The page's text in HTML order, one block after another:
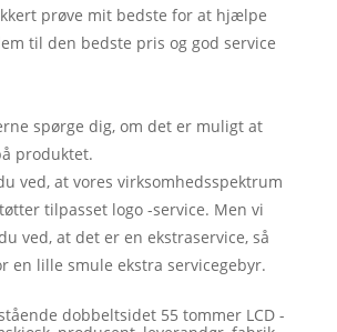
prøve mit bedste for at hjælpe
til den bedste pris og god service
spørge dig, om det er muligt at
produktet.
ved, at vores virksomhedsspektrum
tilpasset logo -service. Men vi
ved, at det er en ekstraservice, så
en lille smule ekstra servicegebyr.
dobbeltsidet 55 tommer LCD -